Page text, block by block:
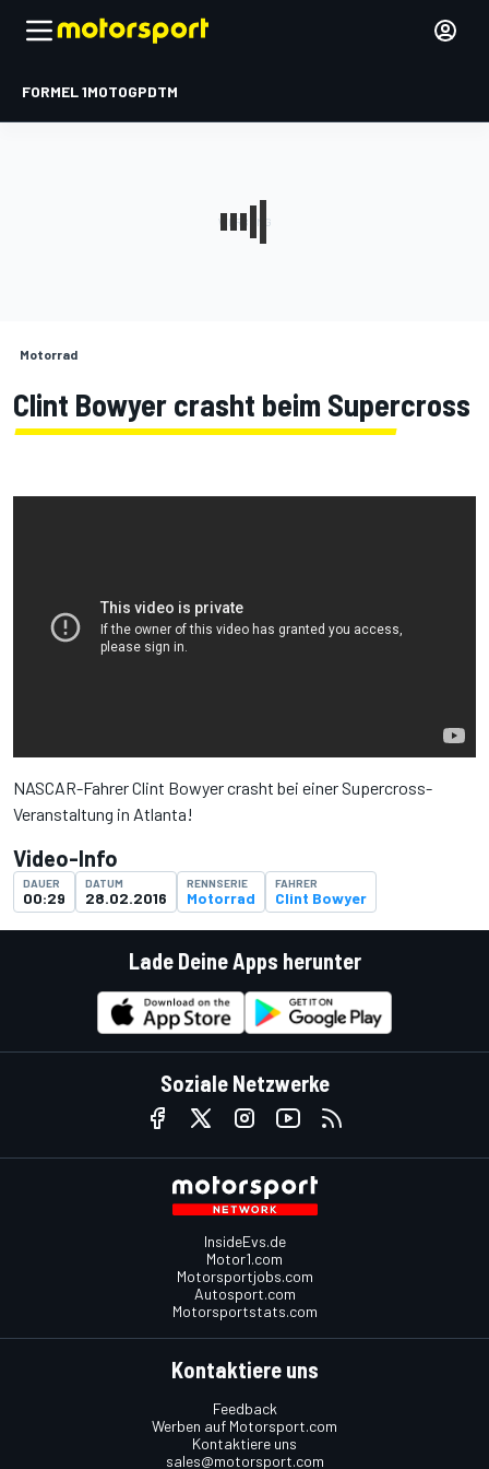
FORMEL 1MOTOGPDTM
Motorrad
Clint Bowyer crasht beim Supercross
NASCAR-Fahrer Clint Bowyer crasht bei einer Supercross-
Veranstaltung in Atlanta!
Video-Info
DAUER
00:29
DATUM
28.02.2016
RENNSERIE
Motorrad
FAHRER
Clint Bowyer
Lade Deine Apps herunter
Soziale Netzwerke
InsideEvs.de
Motor1.com
Motorsportjobs.com
Autosport.com
Motorsportstats.com
Kontaktiere uns
Feedback
Werben auf Motorsport.com
Kontaktiere uns
sales@motorsport.com